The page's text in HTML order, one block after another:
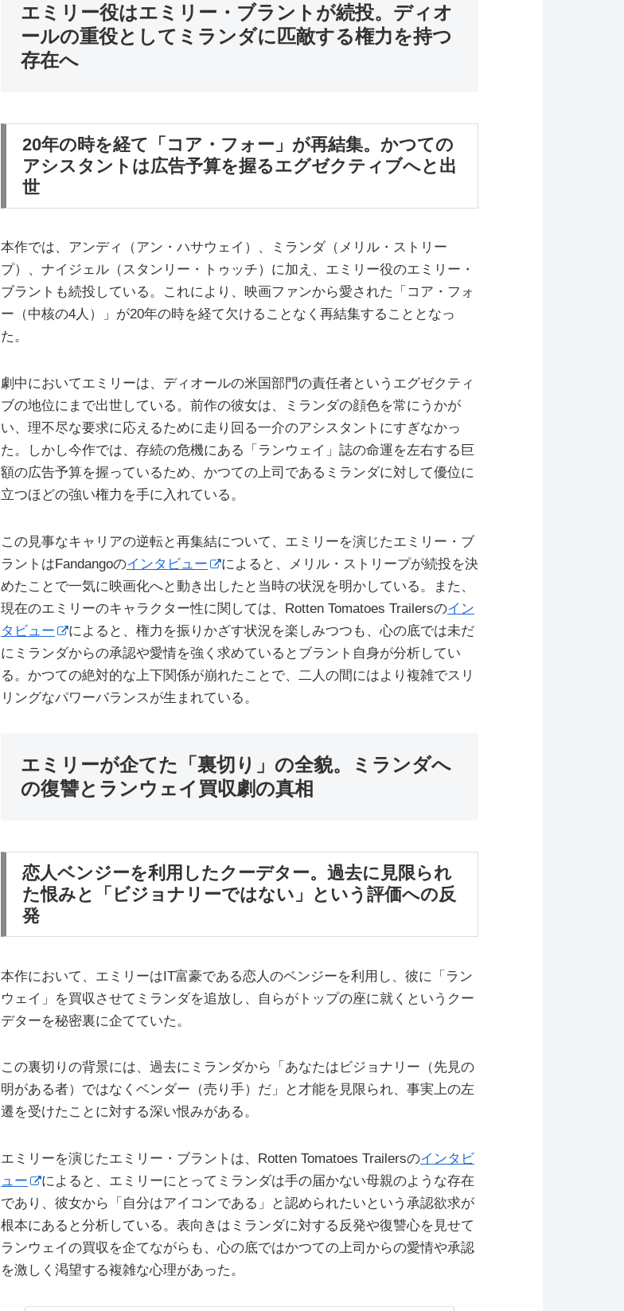
エミリー役はエミリー・ブラントが続投。ディオ
ールの重役としてミランダに匹敵する権力を持つ
存在へ
20年の時を経て「コア・フォー」が再結集。かつての
アシスタントは広告予算を握るエグゼクティブへと出
世
本作では、アンディ（アン・ハサウェイ）、ミランダ（メリル・ストリー
プ）、ナイジェル（スタンリー・トゥッチ）に加え、エミリー役のエミリー・
ブラントも続投している。これにより、映画ファンから愛された「コア・フォ
ー（中核の4人）」が20年の時を経て欠けることなく再結集することとなっ
た。
劇中においてエミリーは、ディオールの米国部門の責任者というエグゼクティ
ブの地位にまで出世している。前作の彼女は、ミランダの顔色を常にうかが
い、理不尽な要求に応えるために走り回る一介のアシスタントにすぎなかっ
た。しかし今作では、存続の危機にある「ランウェイ」誌の命運を左右する巨
額の広告予算を握っているため、かつての上司であるミランダに対して優位に
立つほどの強い権力を手に入れている。
この見事なキャリアの逆転と再集結について、エミリーを演じたエミリー・ブ
ラントはFandangoのインタビュー
によると、メリル・ストリープが続投を決
めたことで一気に映画化へと動き出したと当時の状況を明かしている。また、
現在のエミリーのキャラクター性に関しては、Rotten Tomatoes Trailersのイン
タビュー
によると、権力を振りかざす状況を楽しみつつも、心の底では未だ
にミランダからの承認や愛情を強く求めているとブラント自身が分析してい
る。かつての絶対的な上下関係が崩れたことで、二人の間にはより複雑でスリ
リングなパワーバランスが生まれている。
エミリーが企てた「裏切り」の全貌。ミランダへ
の復讐とランウェイ買収劇の真相
恋人ベンジーを利用したクーデター。過去に見限られ
た恨みと「ビジョナリーではない」という評価への反
発
本作において、エミリーはIT富豪である恋人のベンジーを利用し、彼に「ラン
ウェイ」を買収させてミランダを追放し、自らがトップの座に就くというクー
デターを秘密裏に企てていた。
この裏切りの背景には、過去にミランダから「あなたはビジョナリー（先見の
明がある者）ではなくベンダー（売り手）だ」と才能を見限られ、事実上の左
遷を受けたことに対する深い恨みがある。
エミリーを演じたエミリー・ブラントは、Rotten Tomatoes Trailersのインタビ
ュー
によると、エミリーにとってミランダは手の届かない母親のような存在
であり、彼女から「自分はアイコンである」と認められたいという承認欲求が
根本にあると分析している。表向きはミランダに対する反発や復讐心を見せて
ランウェイの買収を企てながらも、心の底ではかつての上司からの愛情や承認
を激しく渇望する複雑な心理があった。